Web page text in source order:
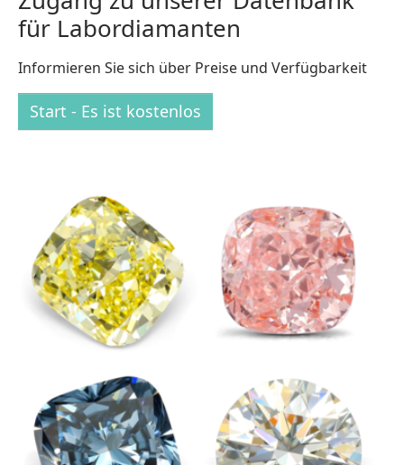
für Labordiamanten
Informieren Sie sich über Preise und Verfügbarkeit
Start - Es ist kostenlos